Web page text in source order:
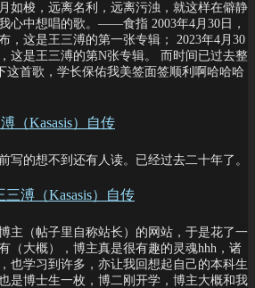
如梭，远离名利，远离污浊，就这样在僻静
心中想唱的歌。——食指 2003年4月30日，
，这是王三溥的第一张专辑； 2023年4月30
这是王三溥的第N张专辑。 而时间已过去整
这首歌，学长保佑我美签面签顺利啊哈哈哈
（Kasasis）自传
写的想不到还有人读。已经过去二十年了。
三溥（Kasasis）自传
主（帖子里自称站长）的网站，于是花了一
（大概），博主真是很有趣的灵魂hhh，诸
也学习到许多，亦让我回想起自己的本科生
是博士生一枚，博二刚开学，博主大概和我